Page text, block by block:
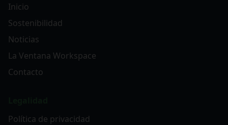
Inicio
Sostenibilidad
Noticias
La Ventana Workspace
Contacto
Política de privacidad